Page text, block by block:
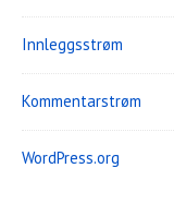
Innleggsstrøm
Kommentarstrøm
WordPress.org